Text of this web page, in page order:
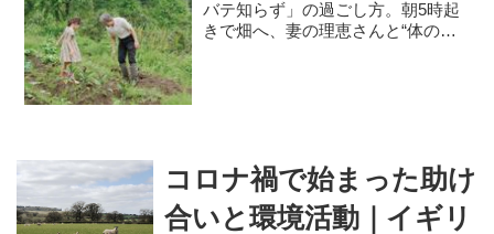
バテ知らず」の過ごし方。朝5時起
きで畑へ、妻の理恵さんと“体の
コロナ禍で始まった助け
合いと環境活動｜イギリ